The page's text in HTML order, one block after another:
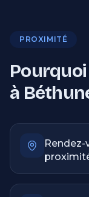
PROXIMITÉ
à